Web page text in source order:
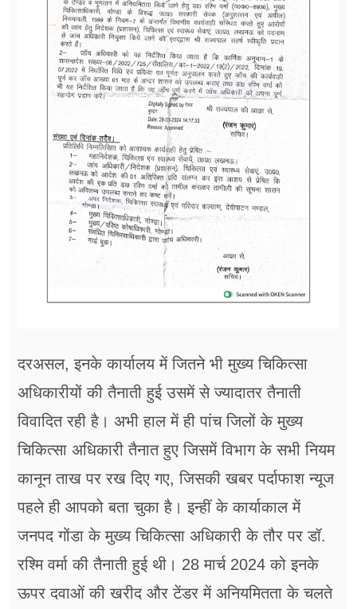
दरअसल, इनके कार्यालय में जितने भी मुख्य चिकित्सा
अधिकारीयों की तैनाती हुई उसमें से ज्यादातर ​तैनाती
विवादित रही है। अभी हाल में ही पांच जिलों के मुख्य
चिकित्सा अधिकारी तैनात हुए जिसमें विभाग के सभी नियम
कानून ताख पर रख दिए गए, जिसकी खबर पर्दाफाश न्यूज
पहले ही आपको बता चुका है। इन्हीं के कार्याकाल में
जनपद गोंडा के मुख्य चिकित्सा अधिकारी के तौर पर डॉ.
रश्मि वर्मा की तैनाती हुई थी। 28 मार्च 2024 को इनके
ऊपर दवाओं की खरीद और टेंडर में अनियमितता के चलते